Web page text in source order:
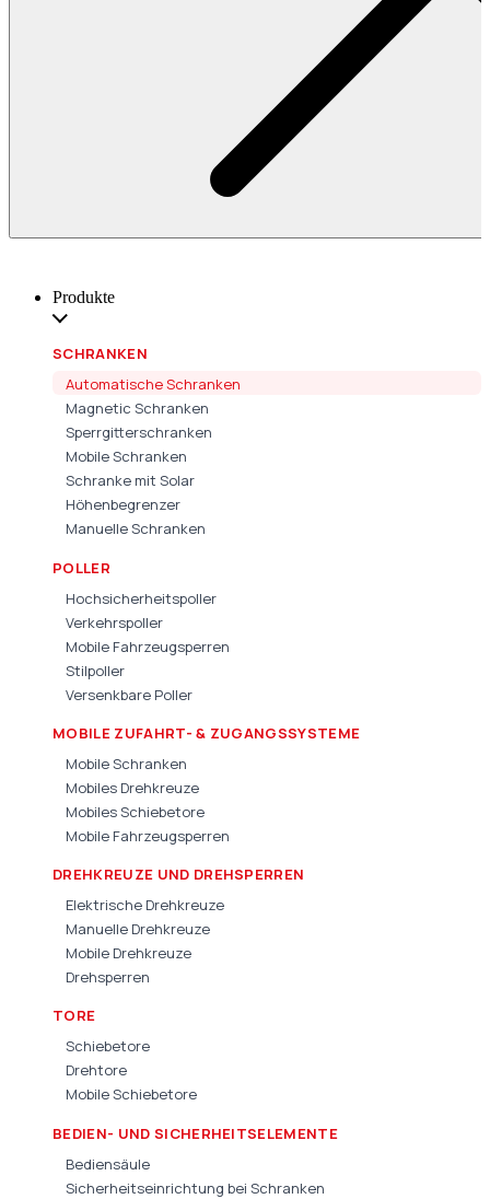
Produkte
SCHRANKEN
Automatische Schranken
Magnetic Schranken
Sperrgitterschranken
Mobile Schranken
Schranke mit Solar
Höhenbegrenzer
Manuelle Schranken
POLLER
Hochsicherheitspoller
Verkehrspoller
Mobile Fahrzeugsperren
Stilpoller
Versenkbare Poller
MOBILE ZUFAHRT- & ZUGANGSSYSTEME
Mobile Schranken
Mobiles Drehkreuze
Mobiles Schiebetore
Mobile Fahrzeugsperren
DREHKREUZE UND DREHSPERREN
Elektrische Drehkreuze
Manuelle Drehkreuze
Mobile Drehkreuze
Drehsperren
TORE
Schiebetore
Drehtore
Mobile Schiebetore
BEDIEN- UND SICHERHEITSELEMENTE
Bediensäule
Sicherheitseinrichtung bei Schranken